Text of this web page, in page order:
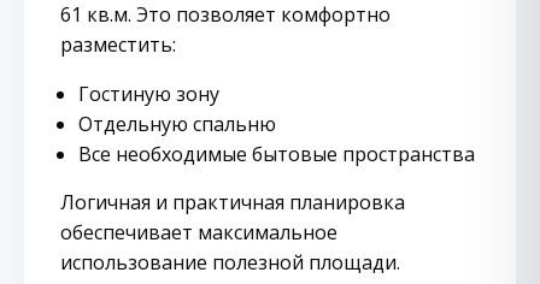
61 кв.м. Это позволяет комфортно
разместить:
Гостиную зону
Отдельную спальню
Все необходимые бытовые пространства
Логичная и практичная планировка
обеспечивает максимальное
использование полезной площади.